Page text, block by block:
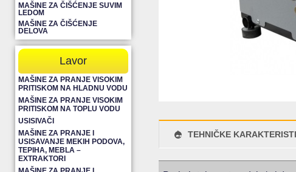
MAŠINE ZA ČIŠĆENJE SUVIM
LEDOM
MAŠINE ZA ČIŠĆENJE
DELOVA
Lavor
MAŠINE ZA PRANJE VISOKIM
PRITISKOM NA HLADNU VODU
MAŠINE ZA PRANJE VISOKIM
PRITISKOM NA TOPLU VODU
USISIVAČI
MAŠINE ZA PRANJE I
USISAVANJE MEKIH PODOVA,
TEPIHA, MEBLA –
EXTRAKTORI
TEHNIČKE